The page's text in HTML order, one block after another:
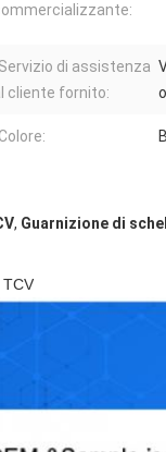
Servizio di assistenza
cliente fornito:
Colore:
, Guarnizione di